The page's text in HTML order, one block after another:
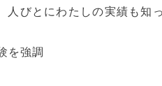
人びとにわたしの実績も知
を強調